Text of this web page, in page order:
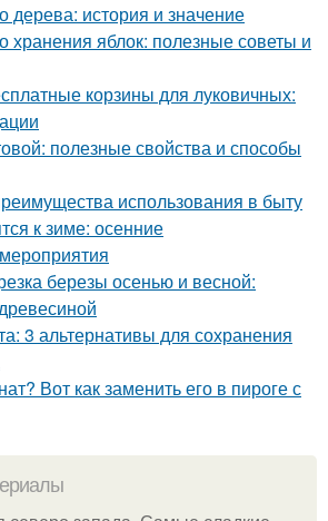
дерева: история и значение
хранения яблок: полезные советы и
корзины для луковичных:
полезные свойства и способы
использования в быту
к зиме: осенние
березы осенью и весной:
3 альтернативы для сохранения
Вот как заменить его в пироге с